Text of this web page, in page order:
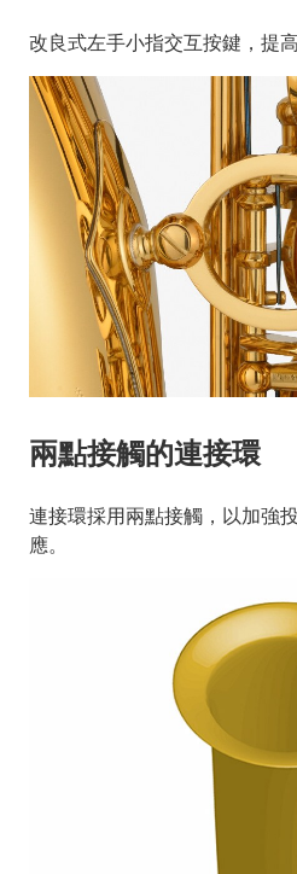
改良式左手小指交互按鍵，提
兩點接觸的連接環
連接環採用兩點接觸，以加強
應。